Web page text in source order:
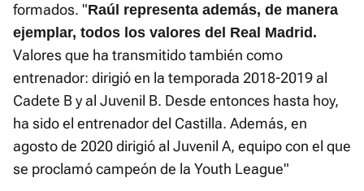
formados. "Raúl representa además, de manera
ejemplar, todos los valores del Real Madrid.
Valores que ha transmitido también como
entrenador: dirigió en la temporada 2018-2019 al
Cadete B y al Juvenil B. Desde entonces hasta hoy,
ha sido el entrenador del Castilla. Además, en
agosto de 2020 dirigió al Juvenil A, equipo con el que
se proclamó campeón de la Youth League"